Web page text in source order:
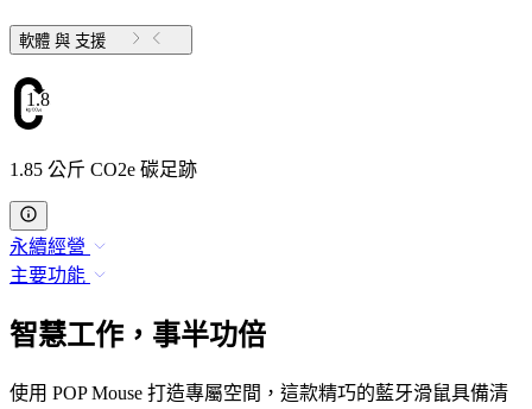
軟體 與 支援
1.85
1.85 公斤 CO2e 碳足跡
永續經營
主要功能
智慧工作，事半功倍
使用 POP Mouse 打造專屬空間，這款精巧的藍牙滑鼠具備清